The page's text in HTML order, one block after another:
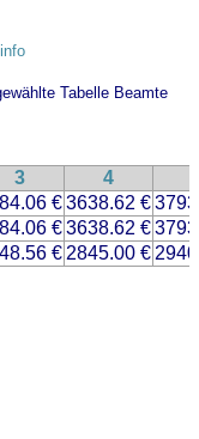
Tabelle Beamte
3 4
€3638.62 €
€3638.62 €
€ 2845.00 €